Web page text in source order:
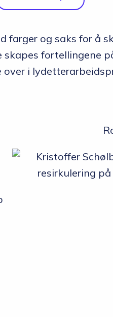
farger og saks for å
fortellingene
i